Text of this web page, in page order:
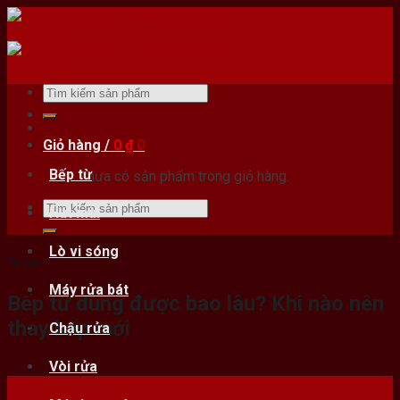
Skip
content
Bếp từ
Hút mùi
Lò vi sóng
Máy rửa bát
Chậu rửa
Vòi rửa
Tìm
kiếm:
Giỏ hàng / 0 ₫ 0
Chưa có sản phẩm trong giỏ hàng.
Tìm
kiếm:
Tin tức
Bếp từ dùng được bao lâu? Khi nào nên
thay bếp mới